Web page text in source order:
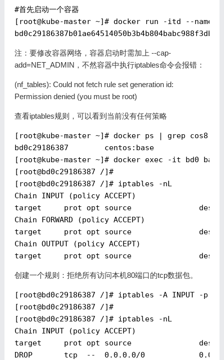
#首先启动一个容器
[ root@kube-master ~]# docker run -itd --name
注：要修改容器网络，容器启动时需加上 --cap-
add=NET_ADMIN，不然容器中执行iptables命令会报错：
(nf_tables): Could not fetch rule set generation id:
Permission denied (you must be root)
查看iptables规则，可以看到当前没有任何策略
[ root@kube-master ~]# docker ps | grep cos8
bd0c29186387        centos:base
[ root@kube-master ~]# docker exec -it bd0 bash
[ root@bd0c29186387 /]#
[ root@bd0c29186387 /]# iptables -nL
Chain INPUT (policy ACCEPT)
target     prot opt source
Chain FORWARD (policy ACCEPT)
target     prot opt source
Chain OUTPUT (policy ACCEPT)
创建一个规则：拒绝所有访问本机80端口的tcp数据包。
[ root@bd0c29186387 /]# iptables -A INPUT -p
[ root@bd0c29186387 /]#
[ root@bd0c29186387 /]# iptables -nL
Chain INPUT (policy ACCEPT)
target     prot opt source
DROP       tcp  --  0.0.0.0/0